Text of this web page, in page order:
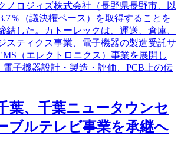
ノロジィズ株式会社（長野県長野市、以
％（議決権ベース）を取得することを
結した。カトーレックは、運送、倉庫、
スティクス事業、電子機器の製造受託サ
（エレクトロニクス）事業を展開し
子機器設計・製造・評価、PCB上の伝
葉、千葉ニュータウンセ
ブルテレビ事業を承継へ